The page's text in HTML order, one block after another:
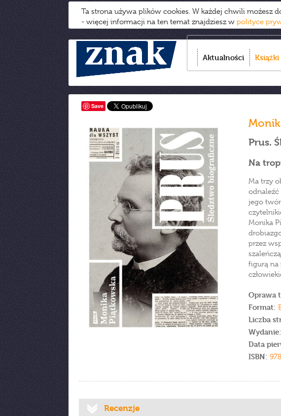
Ta strona używa plików cookies. W każdej chwili możesz
- więcej informacji na ten temat znajdziesz w polityce
Aktualności Książki
Save
Prus.
Na
Ma trzy
odnaleźć
jego
Monika
przez
figurą na
Oprawa
Format:
Liczba
Wydanie:
Data
ISBN:
Recenzje